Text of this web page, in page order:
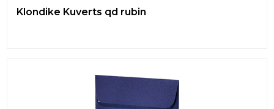
Klondike Kuverts qd rubin